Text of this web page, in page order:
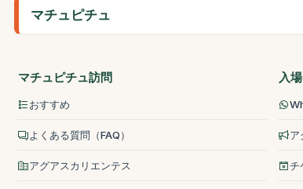
マチュピチュ
マチュピチュ訪問
おすすめ
よくある質問（FAQ）
アグアスカリエンテス
入
ア
チ